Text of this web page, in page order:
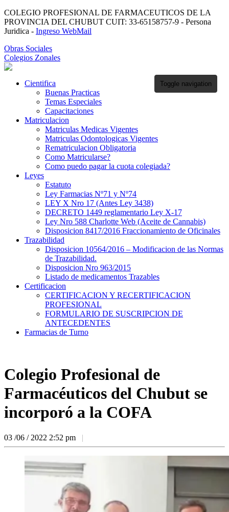
COLEGIO PROFESIONAL DE FARMACEUTICOS DE LA
PROVINCIA DEL CHUBUT CUIT: 33-65158757-9 - Persona
Juridica - Ingreso WebMail
Obras Sociales
Colegios Zonales
Toggle navigation
Cientifica
Buenas Practicas
Temas Especiales
Capacitaciones
Matriculacion
Matriculas Medicas Vigentes
Matriculas Odontologicas Vigentes
Rematriculacion Obligatoria
Como Matricularse?
Como puedo pagar la cuota colegiada?
Leyes
Estatuto
Ley Farmacias Nº71 y Nº74
LEY X Nro 17 (Antes Ley 3438)
DECRETO 1449 reglamentario Ley X-17
Ley Nro 588 Charlotte Web (Aceite de Cannabis)
Disposicion 8417/2016 Fraccionamiento de Oficinales
Trazabilidad
Disposicion 10564/2016 – Modificacion de las Normas
de Trazabilidad.
Disposicion Nro 963/2015
Listado de medicamentos Trazables
Certificacion
CERTIFICACION Y RECERTIFICACION
PROFESIONAL
FORMULARIO DE SUSCRIPCION DE
ANTECEDENTES
Farmacias de Turno
Colegio Profesional de
Farmacéuticos del Chubut se
incorporó a la COFA
03 /06 / 2022 2:52 pm |